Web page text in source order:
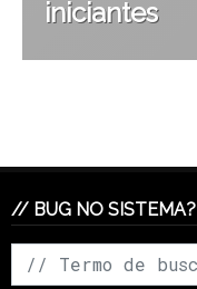
iniciantes
// BUG NO SISTEMA?